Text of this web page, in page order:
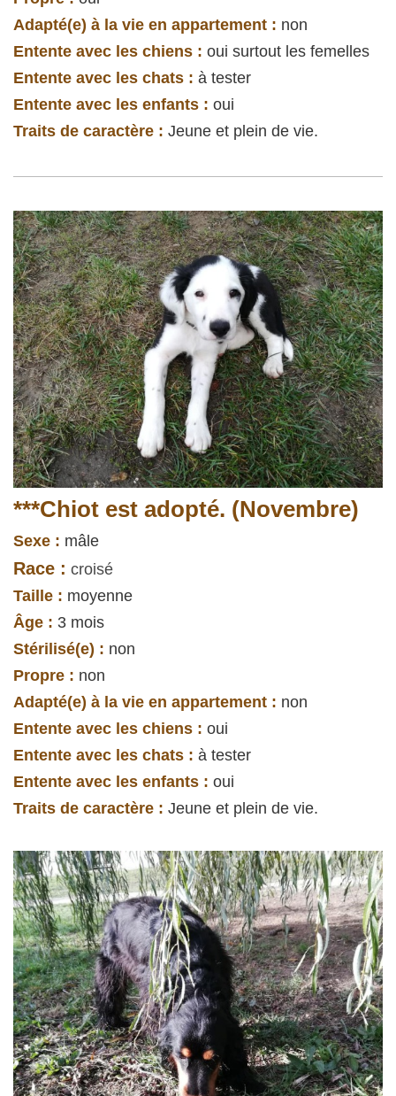
Adapté(e) à la vie en appartement : non
Entente avec les chiens : oui surtout les femelles
Entente avec les chats : à tester
Entente avec les enfants : oui
Traits de caractère : Jeune et plein de vie.
***Chiot est adopté. (Novembre)
Sexe : mâle
Race : croisé
Taille : moyenne
Âge : 3 mois
Stérilisé(e) : non
Propre : non
Adapté(e) à la vie en appartement : non
Entente avec les chiens : oui
Entente avec les chats : à tester
Entente avec les enfants : oui
Traits de caractère : Jeune et plein de vie.